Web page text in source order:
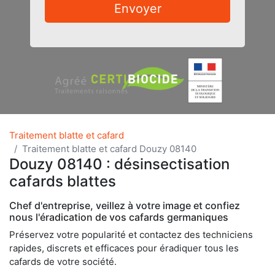
Envoyer
Traitement blatte et cafard
Traitement blatte et cafard Douzy 08140
Douzy 08140 : désinsectisation
cafards blattes
Chef d'entreprise, veillez à votre image et confiez
nous l'éradication de vos cafards germaniques
Préservez votre popularité et contactez des techniciens
rapides, discrets et efficaces pour éradiquer tous les
cafards de votre société.